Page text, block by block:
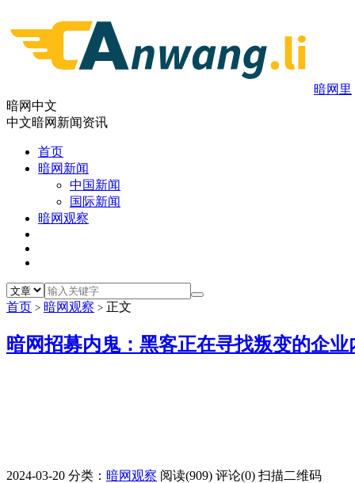
暗网里
暗网中文
中文暗网新闻资讯
首页
暗网新闻
中国新闻
国际新闻
暗网观察
首页 > 暗网观察 > 正文
暗网招募内鬼：黑客正在寻找叛变的企业
2024-03-20 分类： 暗网观察 阅读(909) 评论(0) 扫描二维码